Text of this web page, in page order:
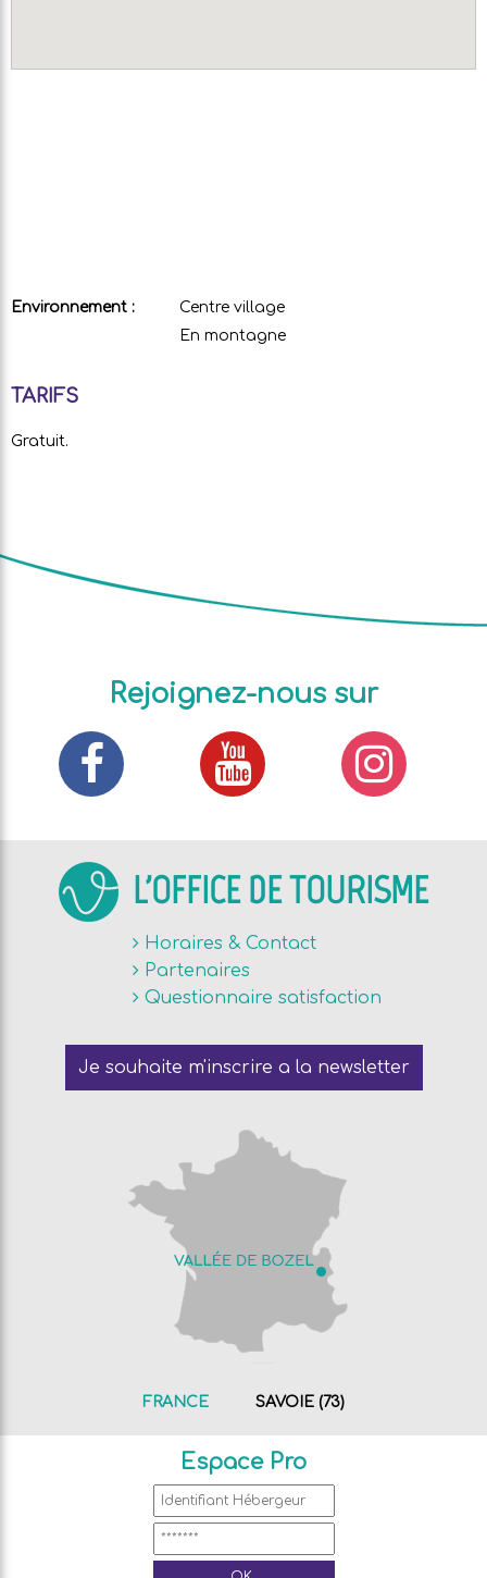
Environnement :
Centre village
En montagne
TARIFS
Gratuit.
Rejoignez-nous sur
L'OFFICE DE TOURISME
Horaires & Contact
Partenaires
Questionnaire satisfaction
Je souhaite m'inscrire a la newsletter
FRANCE SAVOIE (73)
Espace Pro